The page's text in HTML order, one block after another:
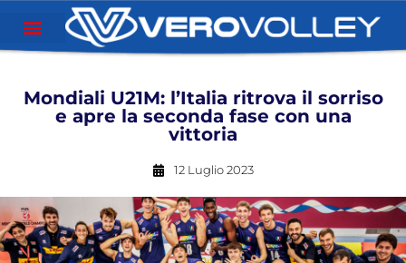
Mondiali U21M: l’Italia ritrova il sorriso
e apre la seconda fase con una
vittoria
12 Luglio 2023